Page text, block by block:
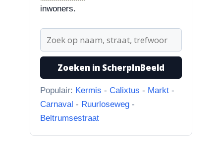
8-8-2026
“Lastig te zien naar welke kant
deze foto is genomen, maar ik...”
inwoners.
Zoeken in ScherpInBeeld
Populair: Kermis - Calixtus - Markt -
Carnaval - Ruurloseweg -
Beltrumsestraat